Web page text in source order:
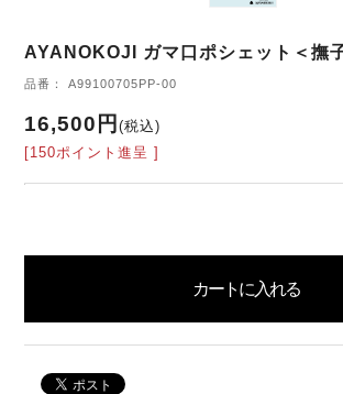
AYANOKOJI ガマ口ポシェット＜撫
品番： A99100705PP-00
16,500円(税込)
[150ポイント進呈 ]